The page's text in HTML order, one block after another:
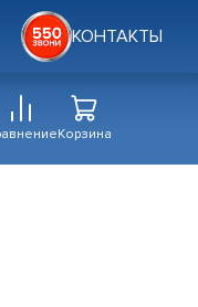
КОНТАКТЫ
Корзина